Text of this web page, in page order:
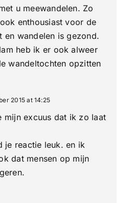
u meewandelen. Zo
enthousiast voor de
en wandelen is gezond.
heb ik er ook alweer
wandeltochten opzitten
2015 at 14:25
mijn excuus dat ik zo laat
je reactie leuk. en ik
dat mensen op mijn